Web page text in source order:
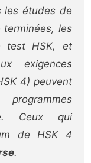
les études de
terminées, les
test HSK, et
exigences
4) peuvent
Ceux qui
de HSK 4
.